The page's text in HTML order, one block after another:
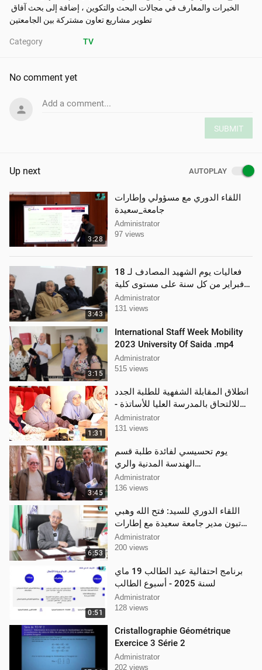
تطوير مشاريع تعاون مشتركة بين الجامعتين
Category TV
No comment yet
Add a comment...
SUBMIT
Up next AUTOPLAY
3:28
اللقاء الدوري مع مسؤولي وإطارات
جامعة_سعيدة
Administrator
97 views
3:43
فعاليات يوم الشهيد المصادف لـ 18
فبراير من كل سنة على مستوى كلية
العلوم الاجتماعية والانسانية
Administrator
131 views
3:15
International Staff Week Mobility
2023 University Of Saida .mp4
Administrator
515 views
1:31
انطلاق المقابلة الشفهية للطلبة الجدد
للالتحاق بالمدرسة العليا للأساتذة -
سعيدة -
Administrator
131 views
3:45
يوم تحسيسي لفائدة طلبة قسم
الهندسة المدنية والري
بكلية_التكنولوجيا بجامعة سعيدة
Administrator
136 views
6:53
اللقاء الدوري للسيد: فتح الله وهبي
تبون مدير جامعة سعيدة مع إطارات
ومسؤولي الجامعة
Administrator
200 views
0:51
برنامج احتفالية عيد الطالب 19 ماي
لسنة 2025 - أسبوع الطالب
Administrator
128 views
Cristallographie Géométrique
Exercice 3 Série 2
Administrator
202 views